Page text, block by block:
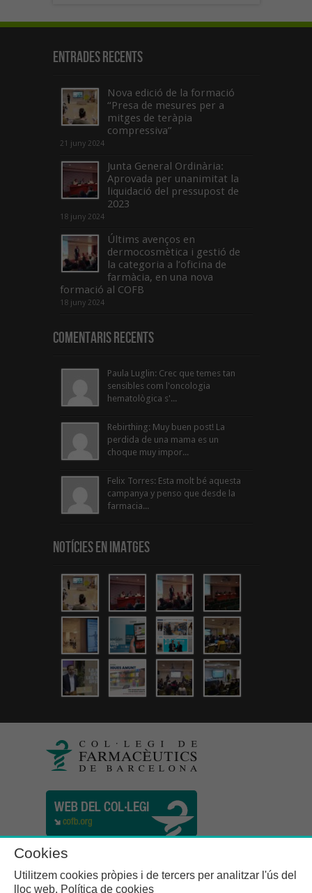
Entrades recents
Nova edició de la formació
“Presa de mesures per a
mitges de teràpia
compressiva”
21 juny 2024
Junta General Ordinària:
Aprovada per unanimitat la
liquidació del pressupost de
2023
18 juny 2024
Últims avenços en
dermocosmètica i gestió de
la categoria a l’oficina de
farmàcia, en una nova
formació al COFB
18 juny 2024
Comentaris Recents
Paula Luglin: Crec que temes tan
sensibles com l'oncologia
hematològica s'...
Rebirthing: Muy buen post! La
perdida de una mama es un
choque muy impor...
Felix Torres: Esta molt bé aquesta
campanya y penso que desde la
farmacia...
Notícies en Imatges
Cookies
Utilitzem cookies pròpies i de tercers per analitzar l'ús del
lloc web. Política de cookies